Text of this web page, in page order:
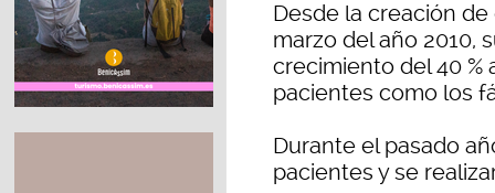
Desde la creación
marzo del año 2010,
crecimiento del 40
pacientes como los
Durante el pasado
pacientes y se